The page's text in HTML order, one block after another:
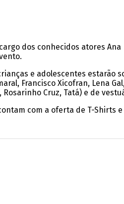
dos conhecidos atores
e adolescentes estarão
Francisco Xicofran, Lena
Rosarinho Cruz, Tatá) e de
com a oferta de T-Shirts